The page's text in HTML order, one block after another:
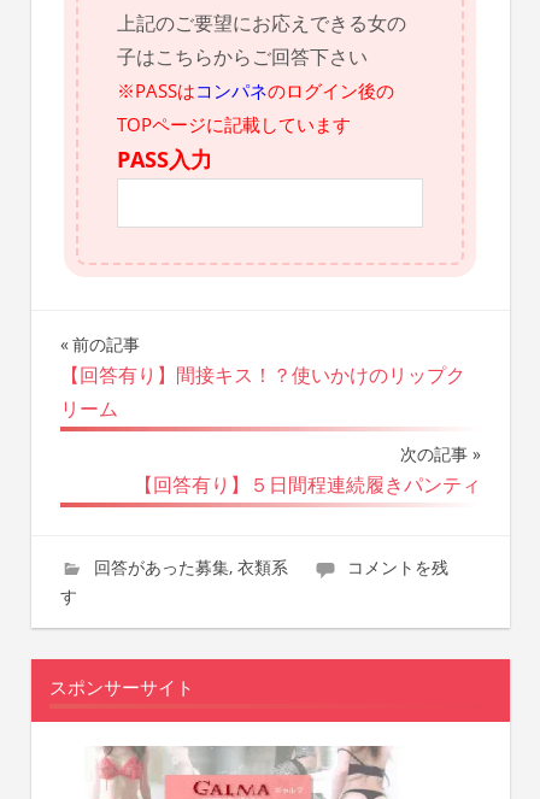
上記のご要望にお応えできる女の
子はこちらからご回答下さい
※PASSはコンパネのログイン後の
TOPページに記載しています
PASS入力
投
稿
ナ
ー
シ
ョ
ン
前の記事
【回答有り】間接キス！？使いかけのリップク
リーム
次の記事
【回答有り】５日間程連続履きパンティ
2018年10月22日
wpmaster
回答があった募集, 衣類系
コメントを残
す
スポンサーサイト